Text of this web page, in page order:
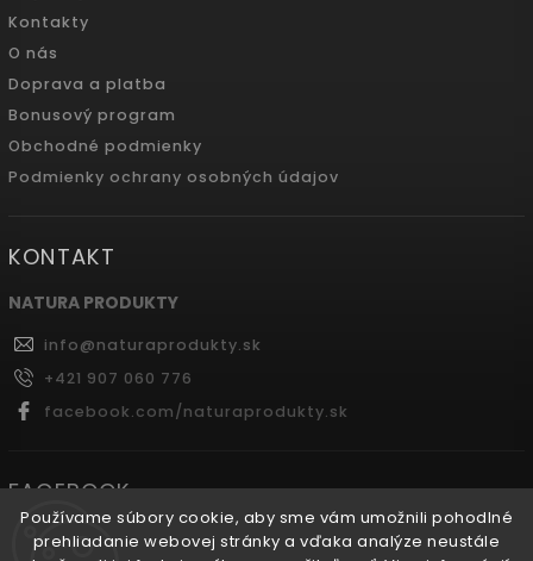
Používame súbory cookie, aby sme vám umožnili pohodlné
prehliadanie webovej stránky a vďaka analýze neustále
Kontakty
O nás
Doprava a platba
Bonusový program
Obchodné podmienky
Podmienky ochrany osobných údajov
KONTAKT
NATURA PRODUKTY
info@naturaprodukty.sk
+421 907 060 776
facebook.com/naturaprodukty.sk
FACEBOOK